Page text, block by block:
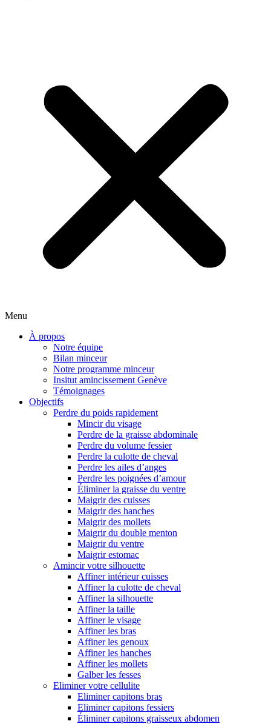
Menu
À propos
Notre équipe
Bilan minceur
Notre programme minceur
Insitut amincissement Genève
Témoignages
Objectifs
Perdre du poids rapidement
Mincir du visage
Perdre de la graisse abdominale
Perdre du volume fessier
Perdre la culotte de cheval
Perdre les ailes d’anges
Perdre les poignées d’amour
Éliminer la graisse du ventre
Maigrir des cuisses
Maigrir des hanches
Maigrir des mollets
Maigrir du double menton
Maigrir du ventre
Maigrir estomac
Amincir votre silhouette
Affiner intérieur cuisses
Affiner la culotte de cheval
Affiner la silhouette
Affiner la taille
Affiner le visage
Affiner les bras
Affiner les genoux
Affiner les hanches
Affiner les mollets
Galber les fesses
Eliminer votre cellulite
Eliminer capitons bras
Eliminer capitons fessiers
Éliminer capitons graisseux abdomen